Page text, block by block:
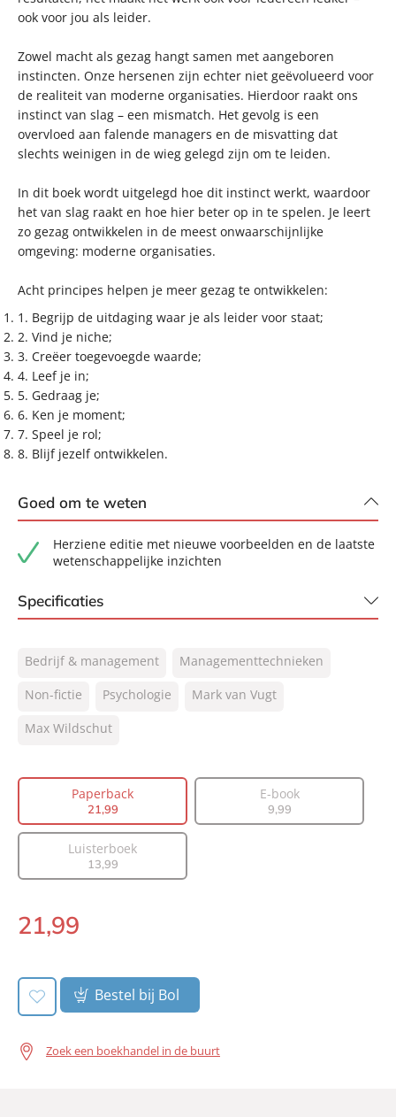
ook voor jou als leider.
Zowel macht als gezag hangt samen met aangeboren
instincten. Onze hersenen zijn echter niet geëvolueerd voor
de realiteit van moderne organisaties. Hierdoor raakt ons
instinct van slag – een mismatch. Het gevolg is een
overvloed aan falende managers en de misvatting dat
slechts weinigen in de wieg gelegd zijn om te leiden.
In dit boek wordt uitgelegd hoe dit instinct werkt, waardoor
het van slag raakt en hoe hier beter op in te spelen. Je leert
zo gezag ontwikkelen in de meest onwaarschijnlijke
omgeving: moderne organisaties.
Acht principes helpen je meer gezag te ontwikkelen:
1. Begrijp de uitdaging waar je als leider voor staat;
2. Vind je niche;
3. Creëer toegevoegde waarde;
4. Leef je in;
5. Gedraag je;
6. Ken je moment;
7. Speel je rol;
8. Blijf jezelf ontwikkelen.
Goed om te weten
Herziene editie met nieuwe voorbeelden en de laatste
wetenschappelijke inzichten
Specificaties
NUR:
801
Type:
Paperback
Auteur(s):
Verschijningsdatum:
22-02-2022
Bedrijf & management
Managementtechnieken
Non-fictie
Psychologie
Mark van Vugt
Max Wildschut
Paperback
21,99
E-book
9,99
Luisterboek
13,99
Paperback:
21,99
Bestel bij Bol
Zoek een boekhandel in de buurt